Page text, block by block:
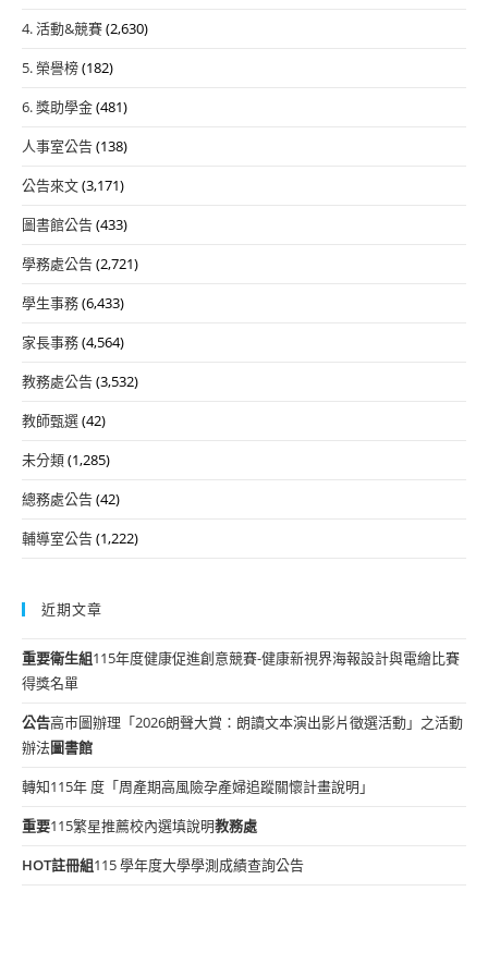
4. 活動&競賽(2,630)
5. 榮譽榜(182)
6. 獎助學金(481)
人事室公告(138)
公告來文(3,171)
圖書館公告(433)
學務處公告(2,721)
學生事務(6,433)
家長事務(4,564)
教務處公告(3,532)
教師甄選(42)
未分類(1,285)
總務處公告(42)
輔導室公告(1,222)
近期文章
重要衛生組115年度健康促進創意競賽-健康新視界海報設計與電繪比賽
得獎名單
公告高市圖辦理「2026朗聲大賞：朗讀文本演出影片徵選活動」之活動
辦法圖書館
轉知115年 度「周產期高風險孕產婦追蹤關懷計畫說明」
重要115繁星推薦校內選填說明教務處
HOT註冊組115 學年度大學學測成績查詢公告